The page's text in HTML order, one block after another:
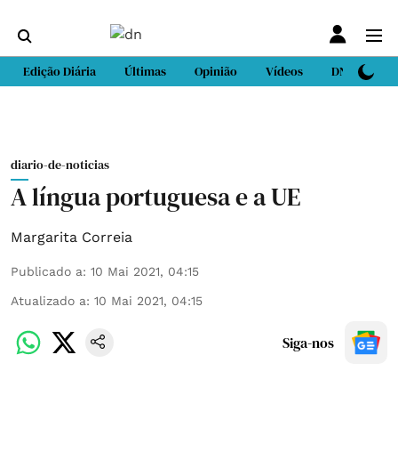
Edição Diária Últimas Opinião Vídeos DN Sport
diario-de-noticias
A língua portuguesa e a UE
Margarita Correia
Publicado a: 10 Mai 2021, 04:15
Atualizado a: 10 Mai 2021, 04:15
Siga-nos